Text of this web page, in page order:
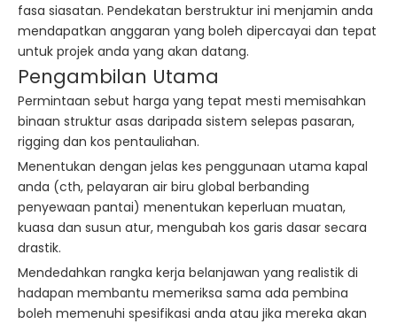
fasa siasatan. Pendekatan berstruktur ini menjamin anda
mendapatkan anggaran yang boleh dipercayai dan tepat
untuk projek anda yang akan datang.
Pengambilan Utama
Permintaan sebut harga yang tepat mesti memisahkan
binaan struktur asas daripada sistem selepas pasaran,
rigging dan kos pentauliahan.
Menentukan dengan jelas kes penggunaan utama kapal
anda (cth, pelayaran air biru global berbanding
penyewaan pantai) menentukan keperluan muatan,
kuasa dan susun atur, mengubah kos garis dasar secara
drastik.
Mendedahkan rangka kerja belanjawan yang realistik di
hadapan membantu memeriksa sama ada pembina
boleh memenuhi spesifikasi anda atau jika mereka akan